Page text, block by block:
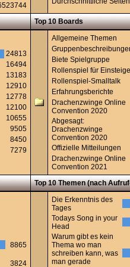
Top 10 Boards
24813
16494
13183
12910
12778
12100
10655
9505
8450
7279
Allgemeine Themen
Biete Spielgruppe
Rollenspiel für
Rollenspiel-Smalltalk
Erfahrungsberichte
Drachenzwinge Online
Convention 2020
Abgesagt:
Drachenzwinge
Convention 2020
Offizielle Mitteilungen
Drachenzwinge Online
Convention 2021
Top 10 Themen (nach
8865
3824
Die Erkenntnis des
Tages
Todays Song in your
Head
Warum gibt es kein
Thema wo man
schreiben kann, was
man gerade